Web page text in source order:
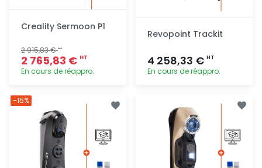
Creality Sermoon P1
2 915,83 €HT
2 765,83 € HT
En cours de réappro.
Revopoint Trackit
4 258,33 € HT
En cours de réappro.
rapide
-15%